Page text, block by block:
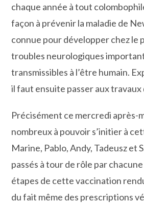
chaque année à tout
façon à prévenir la maladie de
connue pour développer chez le
troubles neurologiques
transmissibles à l’être humain.
il faut ensuite passer aux travaux
Précisément ce mercredi après-
nombreux à pouvoir s’initier à
Marine, Pablo, Andy, Tadeusz et
passés à tour de rôle par
étapes de cette vaccination
du fait même des prescriptions